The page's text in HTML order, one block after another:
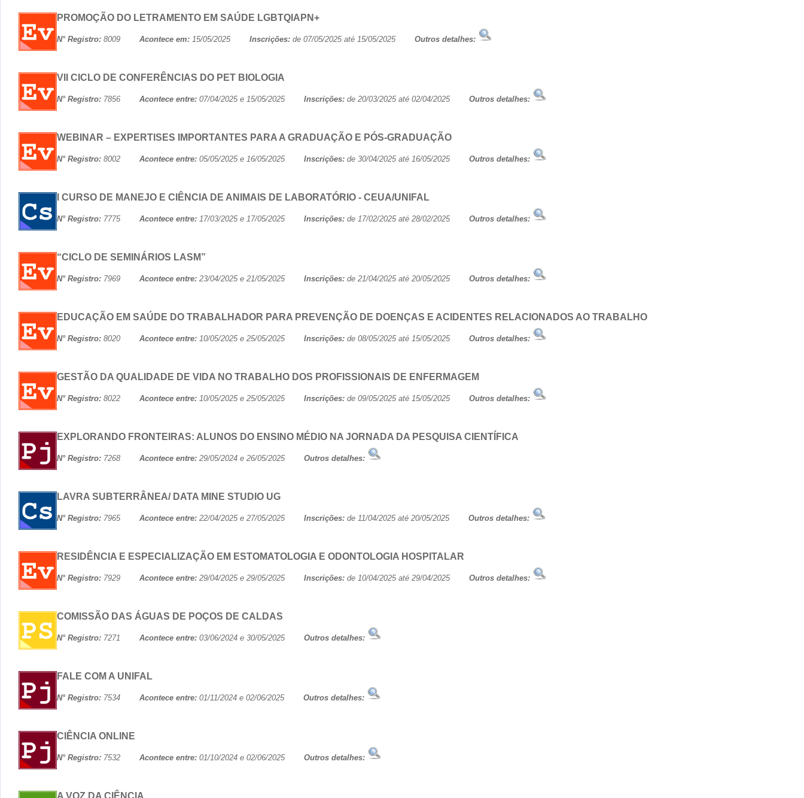
PROMOÇÃO DO LETRAMENTO EM SAÚDE LGBTQIAPN+
N° Registro: 8009 Acontece em: 15/05/2025 Inscrições: de 07/05/2025 até 15/05/2025 Outros detalhes:
VII CICLO DE CONFERÊNCIAS DO PET BIOLOGIA
N° Registro: 7856 Acontece entre: 07/04/2025 e 15/05/2025 Inscrições: de 20/03/2025 até 02/04/2025 Outros detalhes:
WEBINAR – EXPERTISES IMPORTANTES PARA A GRADUAÇÃO E PÓS-GRADUAÇÃO
N° Registro: 8002 Acontece entre: 05/05/2025 e 16/05/2025 Inscrições: de 30/04/2025 até 16/05/2025 Outros detalhes:
I CURSO DE MANEJO E CIÊNCIA DE ANIMAIS DE LABORATÓRIO - CEUA/UNIFAL
N° Registro: 7775 Acontece entre: 17/03/2025 e 17/05/2025 Inscrições: de 17/02/2025 até 28/02/2025 Outros detalhes:
“CICLO DE SEMINÁRIOS LASM”
N° Registro: 7969 Acontece entre: 23/04/2025 e 21/05/2025 Inscrições: de 21/04/2025 até 20/05/2025 Outros detalhes:
EDUCAÇÃO EM SAÚDE DO TRABALHADOR PARA PREVENÇÃO DE DOENÇAS E ACIDENTES RELACIONADOS AO TRABALHO
N° Registro: 8020 Acontece entre: 10/05/2025 e 25/05/2025 Inscrições: de 08/05/2025 até 15/05/2025 Outros detalhes:
GESTÃO DA QUALIDADE DE VIDA NO TRABALHO DOS PROFISSIONAIS DE ENFERMAGEM
N° Registro: 8022 Acontece entre: 10/05/2025 e 25/05/2025 Inscrições: de 09/05/2025 até 15/05/2025 Outros detalhes:
EXPLORANDO FRONTEIRAS: ALUNOS DO ENSINO MÉDIO NA JORNADA DA PESQUISA CIENTÍFICA
N° Registro: 7268 Acontece entre: 29/05/2024 e 26/05/2025 Outros detalhes:
LAVRA SUBTERRÂNEA/ DATA MINE STUDIO UG
N° Registro: 7965 Acontece entre: 22/04/2025 e 27/05/2025 Inscrições: de 11/04/2025 até 20/05/2025 Outros detalhes:
RESIDÊNCIA E ESPECIALIZAÇÃO EM ESTOMATOLOGIA E ODONTOLOGIA HOSPITALAR
N° Registro: 7929 Acontece entre: 29/04/2025 e 29/05/2025 Inscrições: de 10/04/2025 até 29/04/2025 Outros detalhes:
COMISSÃO DAS ÁGUAS DE POÇOS DE CALDAS
N° Registro: 7271 Acontece entre: 03/06/2024 e 30/05/2025 Outros detalhes:
FALE COM A UNIFAL
N° Registro: 7534 Acontece entre: 01/11/2024 e 02/06/2025 Outros detalhes:
CIÊNCIA ONLINE
N° Registro: 7532 Acontece entre: 01/10/2024 e 02/06/2025 Outros detalhes:
A VOZ DA CIÊNCIA